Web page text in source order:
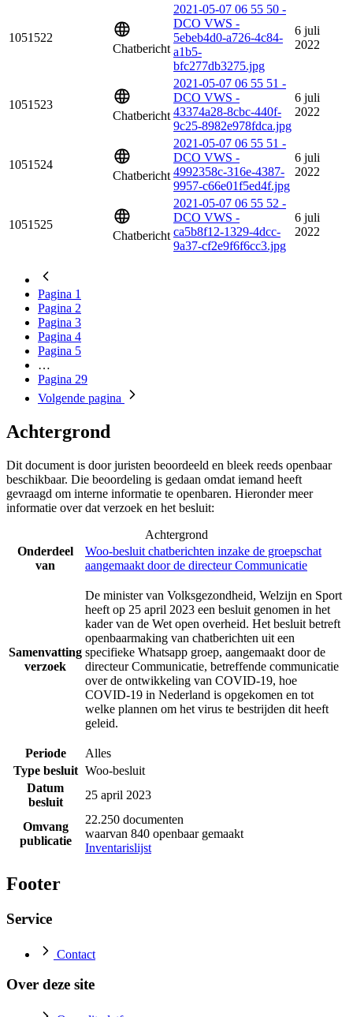
1051522
Chatbericht
2021-05-07 06 55 50 -
DCO VWS -
5ebeb4d0-a726-4c84-
a1b5-
bfc277db3275.jpg
6 juli
2022
1051523
Chatbericht
2021-05-07 06 55 51 -
DCO VWS -
43374a28-8cbc-440f-
9c25-8982e978fdca.jpg
6 juli
2022
1051524
Chatbericht
2021-05-07 06 55 51 -
DCO VWS -
4992358c-316e-4387-
9957-c66e01f5ed4f.jpg
6 juli
2022
1051525
Chatbericht
2021-05-07 06 55 52 -
DCO VWS -
ca5b8f12-1329-4dcc-
9a37-cf2e9f6f6cc3.jpg
6 juli
2022
Pagina 1
Pagina 2
Pagina 3
Pagina 4
Pagina 5
…
Pagina 29
Volgende pagina
Achtergrond
Dit document is door juristen beoordeeld en bleek reeds openbaar
beschikbaar. Die beoordeling is gedaan omdat iemand heeft
gevraagd om interne informatie te openbaren. Hieronder meer
informatie over dat verzoek en het besluit:
Achtergrond
Onderdeel
van
Woo-besluit chatberichten inzake de groepschat
aangemaakt door de directeur Communicatie
Samenvatting
verzoek
De minister van Volksgezondheid, Welzijn en Sport
heeft op 25 april 2023 een besluit genomen in het
kader van de Wet open overheid. Het besluit betreft
openbaarmaking van chatberichten uit een
specifieke Whatsapp groep, aangemaakt door de
directeur Communicatie, betreffende communicatie
over de ontwikkeling van COVID-19, hoe
COVID-19 in Nederland is opgekomen en tot
welke plannen om het virus te bestrijden dit heeft
geleid.
Periode
Alles
Type besluit Woo-besluit
Datum
besluit
25 april 2023
Omvang
publicatie
22.250 documenten
waarvan 840 openbaar gemaakt
Inventarislijst
Footer
Service
Contact
Over deze site